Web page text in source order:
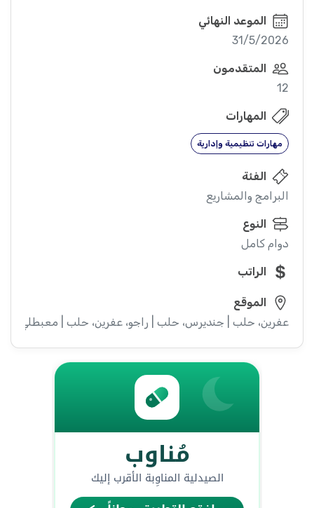
الموعد النهائي
31/5/2026
المتقدمون
12
المهارات
مهارات تنظيمية وإدارية
الفئة
البرامج والمشاريع
النوع
دوام كامل
الراتب
الموقع
عفرين، حلب | جنديرس، حلب | راجو، عفرين، حلب | معبطلي،